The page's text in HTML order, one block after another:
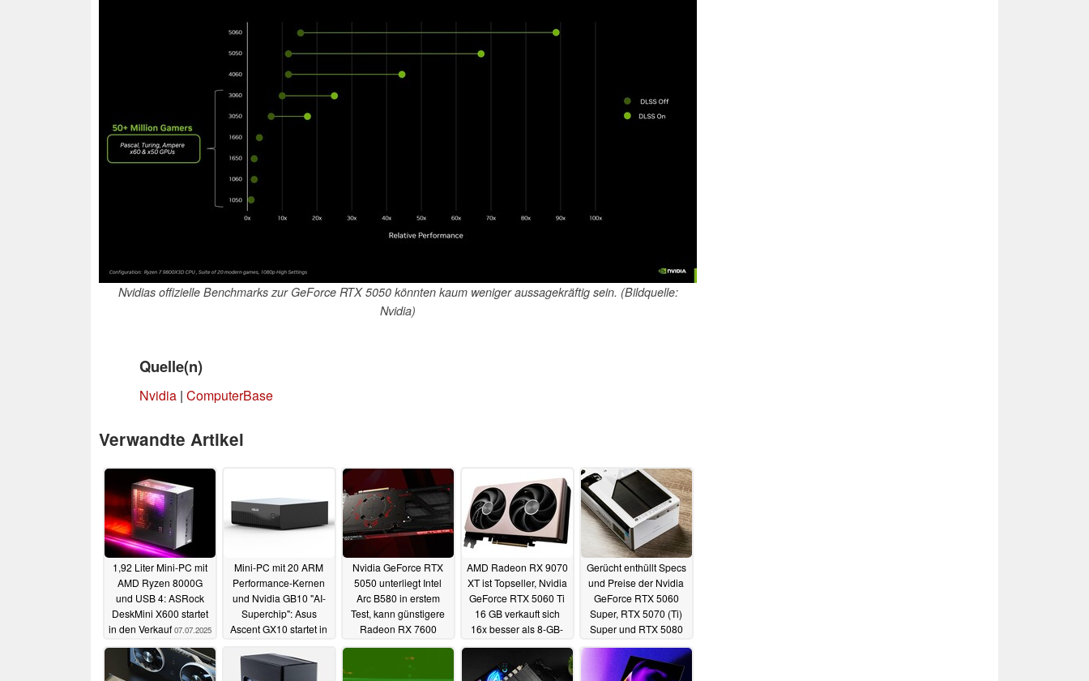
Nvidias offizielle Benchmarks zur GeForce RTX 5050 könnten kaum weniger aussagekräftig sein. (Bildquelle:
Nvidia)
Quelle(n)
Nvidia | ComputerBase
Verwandte Artikel
1,92 Liter Mini-PC mit
AMD Ryzen 8000G
und USB 4: ASRock
DeskMini X600 startet
in den Verkauf 07.07.2025
Mini-PC mit 20 ARM
Performance-Kernen
und Nvidia GB10 "AI-
Superchip": Asus
Ascent GX10 startet in
Nvidia GeForce RTX
5050 unterliegt Intel
Arc B580 in erstem
Test, kann günstigere
Radeon RX 7600
03.07.2025
AMD Radeon RX 9070
XT ist Topseller, Nvidia
GeForce RTX 5060 Ti
16 GB verkauft sich
16x besser als 8-GB-
02.07.2025
Gerücht enthüllt Specs
und Preise der Nvidia
GeForce RTX 5060
Super, RTX 5070 (Ti)
Super und RTX 5080
01.07.2025